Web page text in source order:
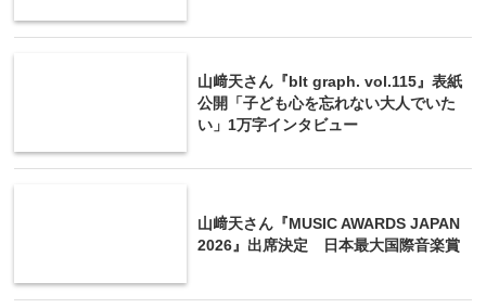
山﨑天さん『blt graph. vol.115』表紙
公開「子ども心を忘れない大人でいた
い」1万字インタビュー
山﨑天さん『MUSIC AWARDS JAPAN
2026』出席決定 日本最大国際音楽賞